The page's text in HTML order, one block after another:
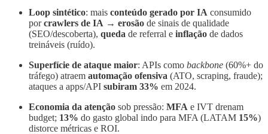
Loop sintético: mais conteúdo gerado por IA consumido
porcrawlers de IA → erosão de sinais de qualidade
(SEO/descoberta), queda de referral e inflação de dados
treináveis (ruído).
Superfície de ataque maior: APIs como backbone (60%+ do
tráfego) atraem automação ofensiva (ATO, scraping, fraude);
ataques a apps/API subiram 33% em 2024.
Economia da atenção sob pressão: MFA e IVT drenam
budget; 13% do gasto global indo para MFA (LATAM 15%)
distorce métricas e ROI.